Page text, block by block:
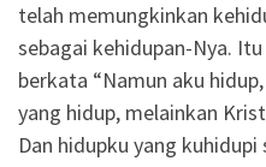
telah memungkinkan
sebagai kehidupan-Nya.
berkata “Namun aku
yang hidup, melainkan
Dan hidupku yang